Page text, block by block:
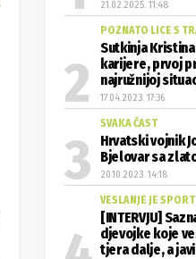
21.02.2025. 11:48
POZNATO LICE S
Sutkinja
karijere, prvoj
najružnijoj
17.04.2023. 17:36
SVAKA ČAST
Hrvatski vojnik
Bjelovar sa
20.10.2023. 14:18
VESLANJE JE
[INTERVJU]
djevojke koje
tjera dalje, a